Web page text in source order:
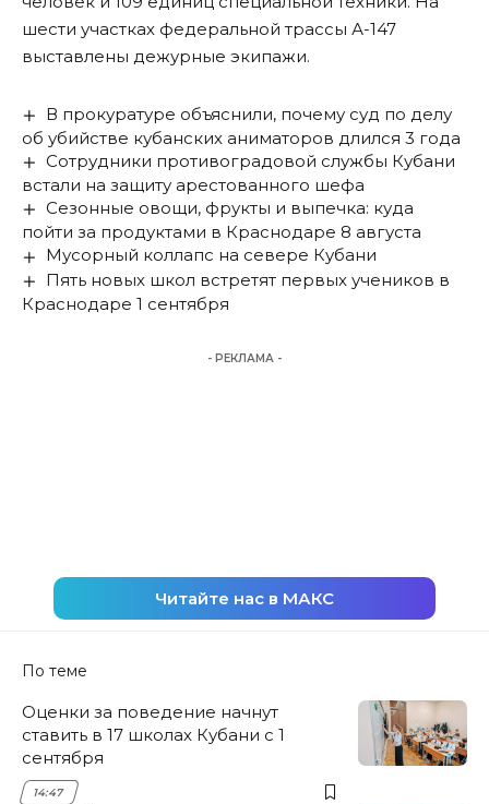
шести участках федеральной трассы А-147
выставлены дежурные экипажи.
В прокуратуре объяснили, почему суд по делу
об убийстве кубанских аниматоров длился 3 года
Сотрудники противоградовой службы Кубани
встали на защиту арестованного шефа
Сезонные овощи, фрукты и выпечка: куда
пойти за продуктами в Краснодаре 8 августа
Мусорный коллапс на севере Кубани
Пять новых школ встретят первых учеников в
Краснодаре 1 сентября
- РЕКЛАМА -
Читайте нас в МАКС
По теме
Оценки за поведение начнут
ставить в 17 школах Кубани с 1
сентября
14:47